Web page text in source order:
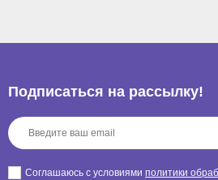
Подписаться на рассылкy!
Соглашаюсь с условиями политики